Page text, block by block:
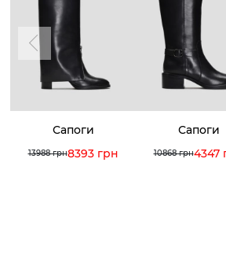
Сапоги
13988 грн8393 грн
Сапоги
10868 грн4347